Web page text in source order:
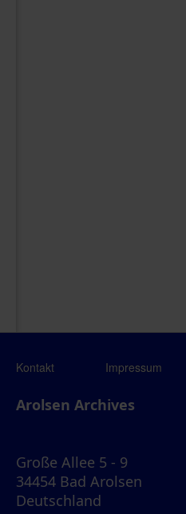
Kontakt Impressum
Arolsen Archives
Große Allee 5 - 9
34454 Bad Arolsen
Deutschland